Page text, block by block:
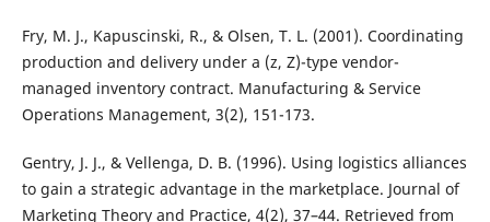
Fry, M. J., Kapuscinski, R., & Olsen, T. L. (2001). Coordinating
production and delivery under a (z, Z)-type vendor-
managed inventory contract. Manufacturing & Service
Operations Management, 3(2), 151-173.
Gentry, J. J., & Vellenga, D. B. (1996). Using logistics alliances
to gain a strategic advantage in the marketplace. Journal of
Marketing Theory and Practice, 4(2), 37–44. Retrieved from